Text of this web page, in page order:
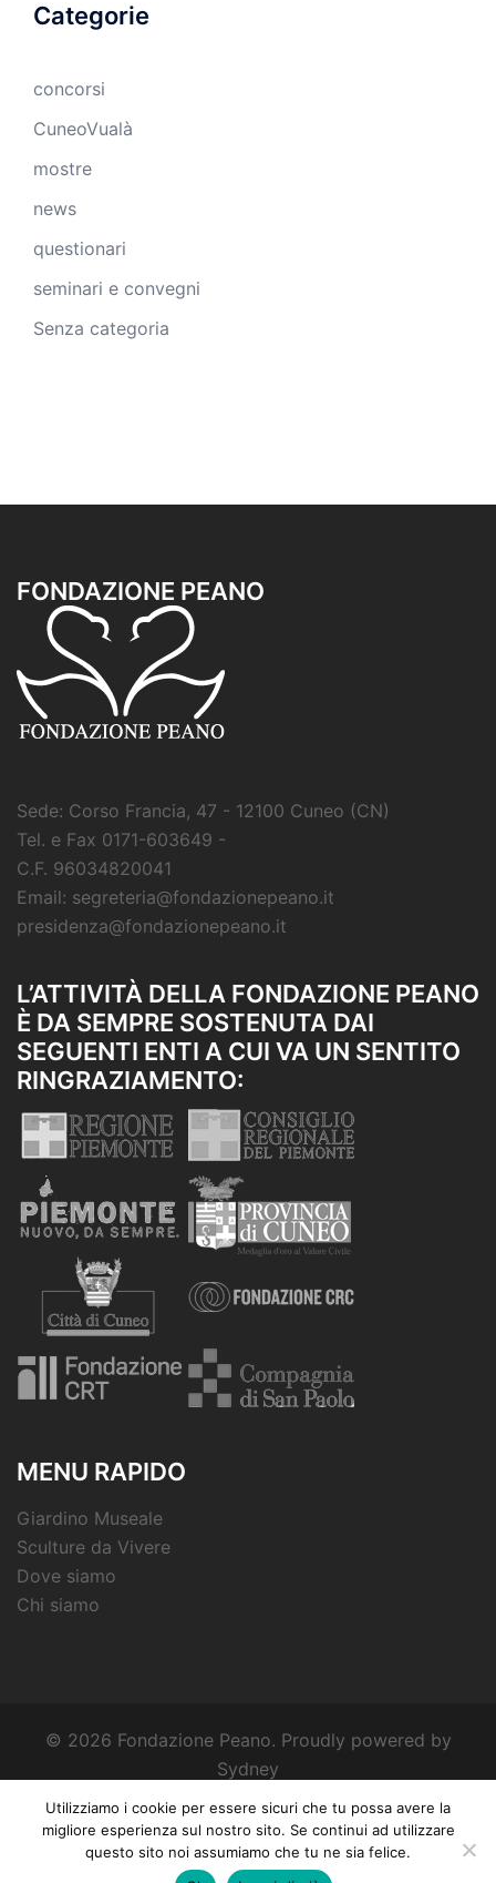
Categorie
concorsi
CuneoVualà
mostre
news
questionari
seminari e convegni
Senza categoria
FONDAZIONE PEANO
Sede: Corso Francia, 47 - 12100 Cuneo (CN)
Tel. e Fax 0171-603649 -
C.F. 96034820041
Email: segreteria@fondazionepeano.it
presidenza@fondazionepeano.it
L’ATTIVITÀ DELLA FONDAZIONE PEANO
È DA SEMPRE SOSTENUTA DAI
SEGUENTI ENTI A CUI VA UN SENTITO
RINGRAZIAMENTO:
MENU RAPIDO
Giardino Museale
Sculture da Vivere
Dove siamo
Chi siamo
© 2026 Fondazione Peano. Proudly powered by
Sydney
Utilizziamo i cookie per essere sicuri che tu possa avere la
migliore esperienza sul nostro sito. Se continui ad utilizzare
questo sito noi assumiamo che tu ne sia felice.